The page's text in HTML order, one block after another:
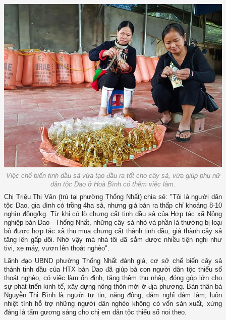
Việc chế biến tinh dầu sả vừa tạo đầu ra tốt cho cây sả, vừa giúp phụ nữ
dân tộc Dao ở Hoà Bình có thêm việc làm.
Chị Triệu Thị Vân (trú tại phường Thống Nhất) chia sẻ: "Tôi là người dân
tộc Dao, gia đình có trồng 4ha sả, nhưng giá bán ra thấp chỉ khoảng 8-10
nghìn đồng/kg. Từ khi có lò chưng cất tinh dầu sả của Hợp tác xã Nông
nghiệp bản Dao - Thống Nhất, những cây sả nhỏ và phần lá thường bị loại
bỏ được hợp tác xã thu mua chưng cất thành tinh dầu, giá thành cây sả
tăng lên gấp đôi. Nhờ vậy mà nhà tôi đã sắm được nhiều tiện nghi như
tivi, xe máy, vươn lên thoát nghèo".
Lãnh đạo UBND phường Thống Nhất đánh giá, cơ sở chế biến cây sả
thành tinh dầu của HTX bản Dao đã giúp bà con người dân tộc thiểu số
thoát nghèo, có việc làm ổn định, tăng thêm thu nhập, đóng góp lớn cho
sự phát triển kinh tế, xây dựng nông thôn mới ở địa phương. Bản thân bà
Nguyễn Thị Bình là người tự tin, năng động, dám nghĩ dám làm, luôn
nhiệt tình hỗ trợ những người dân nghèo không có vốn sản xuất, xứng
đáng là tấm gương sáng cho chị em dân tộc thiểu số noi theo.